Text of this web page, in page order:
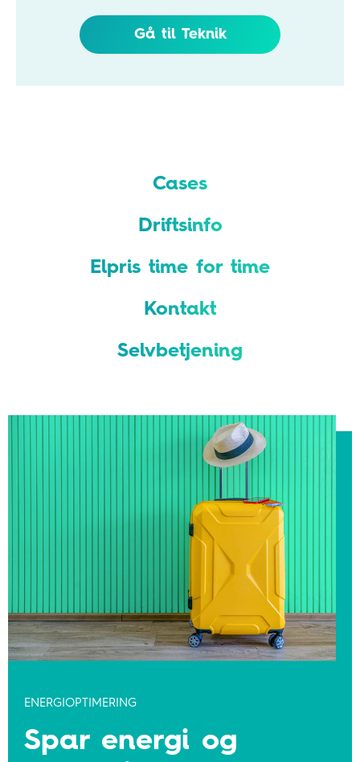
Gå til Teknik
Cases
Driftsinfo
Elpris time for time
Kontakt
Selvbetjening
ENERGIOPTIMERING
Spar energi og